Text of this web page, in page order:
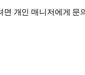
면 개인 매니저에게 문